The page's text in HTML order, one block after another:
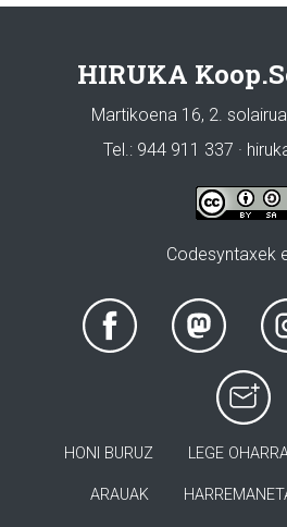
HIRUKA
Martikoena 16, 2.
Tel.: 944 911 337 ·
Codesyntaxek
HONI BURUZ LEGE
ARAUAK